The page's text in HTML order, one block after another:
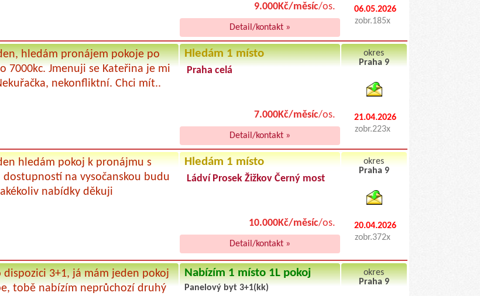
9.000Kč/měsíc/os.
Detail/kontakt »
06.05.2026
zobr.185x
hledám pronájem pokoje po
7000kc. Jmenuji se Kateřina je mi
nekonfliktní. Chci mít..
Hledám 1 místo
Praha celá
7.000Kč/měsíc/os.
Detail/kontakt »
okres
Praha 9
21.04.2026
zobr.223x
hledám pokoj k pronájmu s
na vysočanskou budu
nabídky děkuji
Hledám 1 místo
Ládví Prosek Žižkov Černý most
10.000Kč/měsíc/os.
Detail/kontakt »
okres
Praha 9
20.04.2026
zobr.372x
dispozici 3+1, já mám jeden pokoj
tobě nabízím neprůchozí druhý
Nabízím 1 místo 1L pokoj
Panelový byt 3+1(kk)
okres
Praha 9